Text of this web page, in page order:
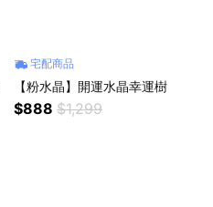
宅配商品
【粉水晶】開運水晶幸運樹
$888 $1,299